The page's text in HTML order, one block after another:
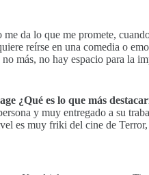
da lo que me promete,
reírse en una comedia o
más, no hay espacio para
¿Qué es lo que más
y muy entregado a su
es muy friki del cine de